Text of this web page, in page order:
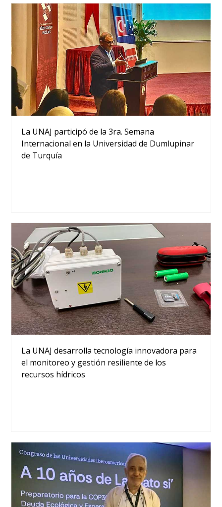
La UNAJ participó de la 3ra. Semana
Internacional en la Universidad de Dumlupinar
de Turquía
La UNAJ desarrolla tecnología innovadora para
el monitoreo y gestión resiliente de los
recursos hídricos